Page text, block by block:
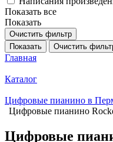
Показать все
Показать
Очистить фильтр
Показать
Очистить
Главная
Каталог
Цифровые пианино в
Цифровые пианино
Цифровые